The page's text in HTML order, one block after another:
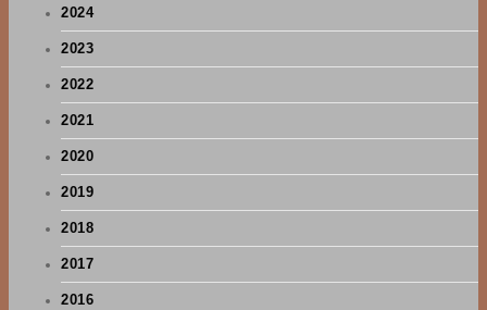
2024
2023
2022
2021
2020
2019
2018
2017
2016